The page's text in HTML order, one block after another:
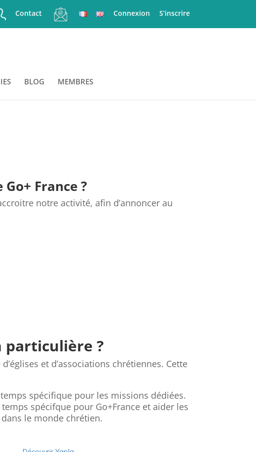
Contact Connexion S’inscrire
BLOG MEMBRES
France ?
notre activité, afin d’annoncer au
particulière ?
et d’associations chrétiennes. Cette
spécifique pour les missions dédiées.
spécifque pour Go+France et aider les
le monde chrétien.